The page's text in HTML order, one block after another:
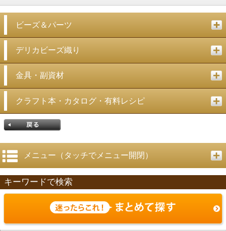
ビーズ＆パーツ
デリカビーズ織り
金具・副資材
クラフト本・カタログ・有料レシピ
戻る
メニュー（タッチでメニュー開閉）
キーワードで検索